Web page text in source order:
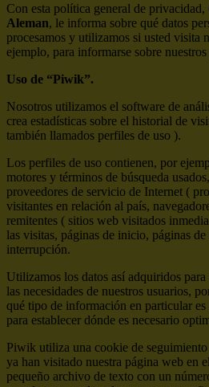
Con esta política general de privacidad,
Aleman, le informa sobre qué datos
procesamos y utilizamos si usted visita
ejemplo, para informarse sobre
Uso de “Piwik”.
Nosotros utilizamos el software de
crea estadísticas sobre el historial de
también llamados perfiles de uso ).
Los perfiles de uso contienen, por
motores y términos de búsqueda
proveedores de servicio de Internet (
visitantes en relación al país,
remitentes ( sitios web visitados
las visitas, páginas de inicio, páginas de
interrupción.
Utilizamos los datos así adquiridos
las necesidades de nuestros usuarios,
qué tipo de información en particular
para establecer dónde es necesario
Piwik utiliza una cookie de
ya han visitado nuestra página web en
pequeño archivo de texto con un